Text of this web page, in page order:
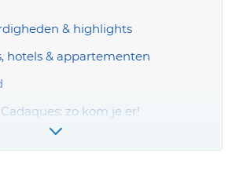
& highlights
hotels & appartementen
zo kom je er!